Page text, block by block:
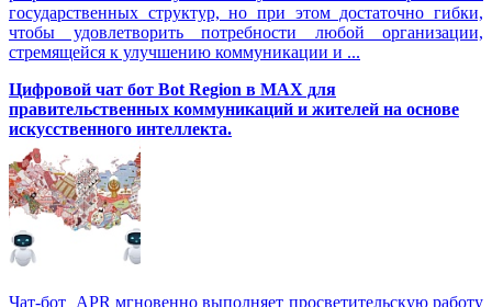
государственных структур, но при этом достаточно гибки,
чтобы удовлетворить потребности любой организации,
стремящейся к улучшению коммуникации и ...
Цифровой чат бот Вot Region в MAX для
правительственных коммуникаций и жителей на основе
искусственного интеллекта.
Чат-бот APR мгновенно выполняет просветительскую работу